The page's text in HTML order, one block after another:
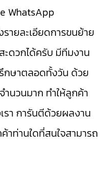
WhatsApp
ายละเอียดการขนย้าย
ดวกได้ครับ มีทีมงาน
กษาตลอดทั้งวัน ด้วย
นวนมาก ทำให้ลูกค้า
รา การันตีด้วยผลงาน
าท่านใดที่สนใจสามารถ